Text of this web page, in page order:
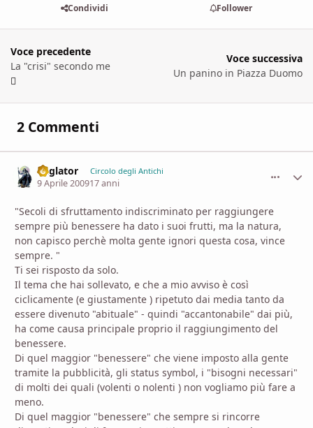
Condividi Follower
Voce precedente
La "crisi" secondo me
Voce successiva
Un panino in Piazza Duomo
2 Commenti
daglator Circolo degli Antichi
9 Aprile 200917 anni
"Secoli di sfruttamento indiscriminato per raggiungere
sempre più benessere ha dato i suoi frutti, ma la natura,
non capisco perchè molta gente ignori questa cosa, vince
sempre. "
Ti sei risposto da solo.
Il tema che hai sollevato, e che a mio avviso è così
ciclicamente (e giustamente ) ripetuto dai media tanto da
essere divenuto "abituale" - quindi "accantonabile" dai più,
ha come causa principale proprio il raggiungimento del
benessere.
Di quel maggior "benessere" che viene imposto alla gente
tramite la pubblicità, gli status symbol, i "bisogni necessari"
di molti dei quali (volenti o nolenti ) non vogliamo più fare a
meno.
Di quel maggior "benessere" che sempre si rincorre